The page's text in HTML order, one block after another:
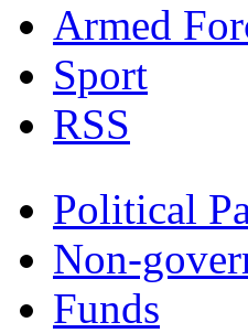
Armed
Sport
RSS
Political
Non-
Funds